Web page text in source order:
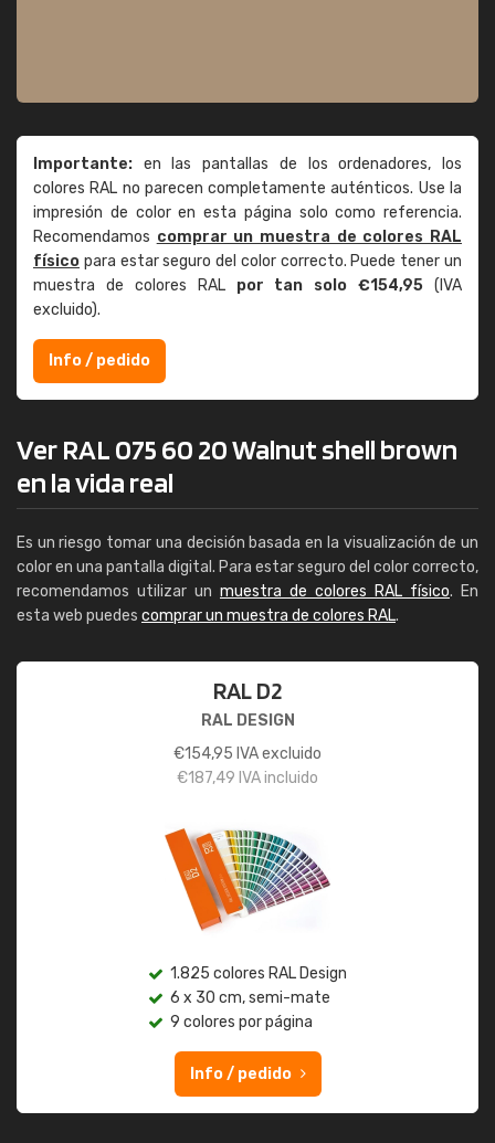
Importante: en las pantallas de los ordenadores, los
colores RAL no parecen completamente auténticos. Use la
impresión de color en esta página solo como referencia.
Recomendamos comprar un muestra de colores RAL
físico para estar seguro del color correcto. Puede tener un
muestra de colores RAL por tan solo €154,95 (IVA
excluido).
Info / pedido
Ver RAL 075 60 20 Walnut shell brown
en la vida real
Es un riesgo tomar una decisión basada en la visualización de un
color en una pantalla digital. Para estar seguro del color correcto,
recomendamos utilizar un muestra de colores RAL físico. En
esta web puedes comprar un muestra de colores RAL.
RAL D2
RAL DESIGN
€154,95 IVA excluido
€187,49 IVA incluido
1.825 colores RAL Design
6 x 30 cm, semi-mate
9 colores por página
Info / pedido